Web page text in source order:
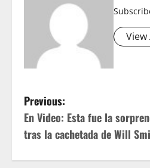
View
P
o
s
Previous:
En Video: Esta fue la
tras la cachetada de Will